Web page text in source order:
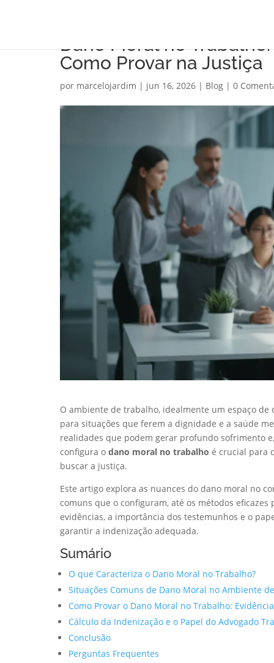
Dano Moral no
Como Provar na Justiça
por marcelojardim | jun 16, 2026 | Blog | 0
O ambiente de trabalho, idealmente um espaço
para situações que ferem a dignidade e a saúde
realidades que podem gerar profundo sofrimento
configura o dano moral no trabalho é crucial para
buscar a justiça.
Este artigo explora as nuances do dano moral no
comuns que o configuram, até os métodos
evidências, a importância dos testemunhos e o
garantir a indenização adequada.
Sumário
O que Caracteriza o Dano Moral no Trabalho?
Situações Comuns de Dano Moral no Ambiente
Como Provar o Dano Moral no Trabalho:
Cálculo da Indenização e o Papel do Advogado
Conclusão
Perguntas Frequentes